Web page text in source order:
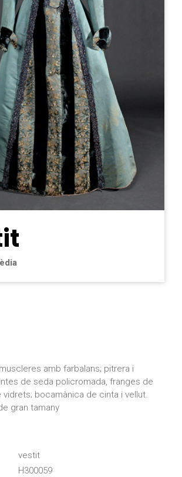
amb farbalans; pitrera i
de seda policromada, franges de
vidrets; bocamànica de cinta i vellut.
gran tamany
vestit
H300059